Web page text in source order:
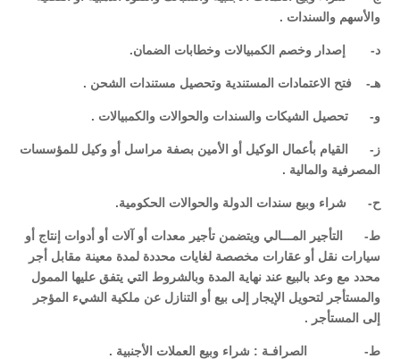
والأسهم والسندات .
‌د- إصدار وخصم الكمبيالات وخطابات الضمان.
‌هـ- فتح الاعتمادات المستندية وتحصيل مستندات الشحن .
‌و- تحصيل الشيكات والسندات والحوالات والكمبيالات .
‌ز- القيام بأعمال الوكيل أو الأمين بصفة مراسل أو وكيل للمؤسسات
المصرفية والمالية .
‌ح- شراء وبيع سندات الدولة والحوالات الحكومية.
‌ط- التأجير المـــالي ويتضمن تأجير معدات أو آلات أو أدوات إنتاج أو
سيارات نقل أو عقارات مخصصة لغايات محددة لمدة معينة مقابل أجر
محدد مع وعد بالبيع عند نهاية المدة وبالشروط التي يتفق عليها الممول
والمستأجر لتحويل الإيجار إلى بيع أو التنازل عن ملكية الشيء المؤجر
إلى المستأجر .
‌ط- الصرافـة : شراء وبيع العملات الأجنبية .